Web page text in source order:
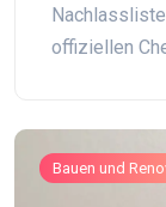
offiziellen
Bauen und